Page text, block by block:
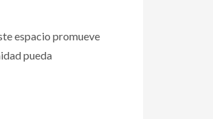
espacio promueve
pueda